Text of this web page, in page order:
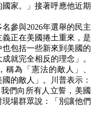
家。」接著呼應他近期
參與2026年選舉的民主
正在美國捲土重來，是
也包括一些新來到美國的
就完全相反的理念」。
稱為「憲法的敵人」、
的敵人」。川普表示：
們向所有人立誓，美國
場群眾說：「別讓他們